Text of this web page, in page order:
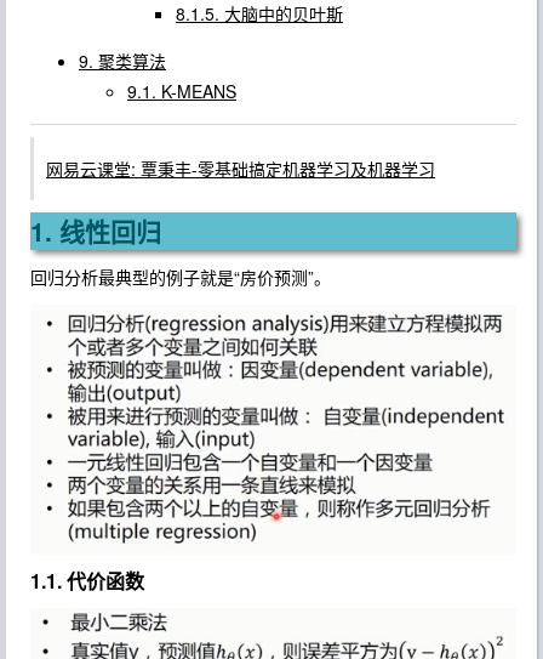
8.1.5. 大脑中的贝叶斯
9. 聚类算法
9.1. K-MEANS
网易云课堂: 覃秉丰-零基础搞定机器学习及机器学习
1. 线性回归
回归分析最典型的例子就是“房价预测”。
1.1. 代价函数